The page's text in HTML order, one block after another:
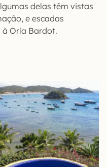
delas têm vistas
e escadas
Orla Bardot.